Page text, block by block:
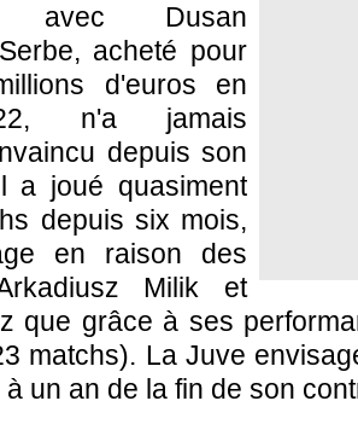
avec Dusan
acheté pour
d'euros en
n'a jamais
depuis son
a joué quasiment
depuis six mois,
en raison des
Milik et
que grâce à ses
matchs). La Juve
un an de la fin de son